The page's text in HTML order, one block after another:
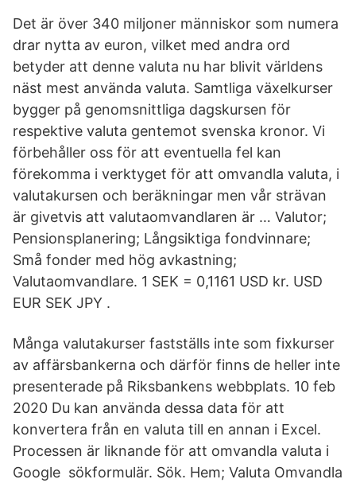
Det är över 340 miljoner människor som numera
drar nytta av euron, vilket med andra ord
betyder att denne valuta nu har blivit världens
näst mest använda valuta. Samtliga växelkurser
bygger på genomsnittliga dagskursen för
respektive valuta gentemot svenska kronor. Vi
förbehåller oss för att eventuella fel kan
förekomma i verktyget för att omvandla valuta, i
valutakursen och beräkningar men vår strävan
är givetvis att valutaomvandlaren är … Valutor;
Pensionsplanering; Långsiktiga fondvinnare;
Små fonder med hög avkastning;
Valutaomvandlare. 1 SEK = 0,1161 USD kr. USD
EUR SEK JPY .
Många valutakurser fastställs inte som fixkurser
av affärsbankerna och därför finns de heller inte
presenterade på Riksbankens webbplats. 10 feb
2020 Du kan använda dessa data för att
konvertera från en valuta till en annan i Excel.
Processen är liknande för att omvandla valuta i
Google sökformulär. Sök. Hem; Valuta Omvandla